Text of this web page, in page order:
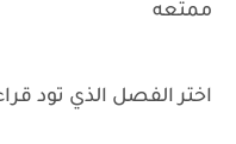
ممتعه
اختر الفصل الذي تود